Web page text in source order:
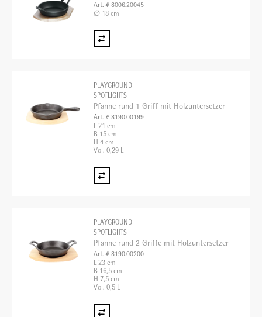
Art. # 8006.20045
∅ 18 cm
PLAYGROUND
SPOTLIGHTS
Pfanne rund 1 Griff mit Holzuntersetzer
Art. # 8190.00199
L 21 cm
B 15 cm
H 4 cm
Vol. 0,29 L
PLAYGROUND
SPOTLIGHTS
Pfanne rund 2 Griffe mit Holzuntersetzer
Art. # 8190.00200
L 23 cm
B 16,5 cm
H 7,5 cm
Vol. 0,5 L